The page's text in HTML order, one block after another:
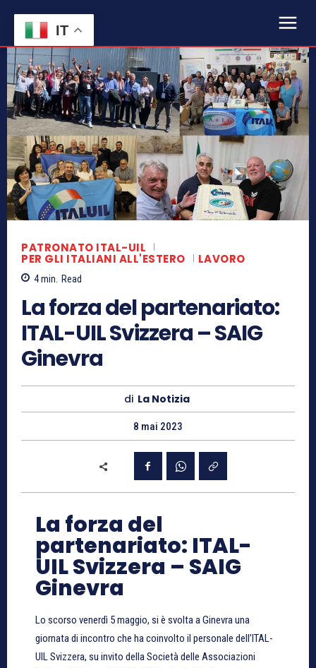
PATRONATO ITAL-UIL
PER GLI ITALIANI ALL'ESTERO LAVORO
4min. Read
La forza del partenariato:
ITAL-UIL Svizzera – SAIG
Ginevra
di La Notizia
8 mai 2023
La forza del
partenariato: ITAL-
UIL Svizzera – SAIG
Ginevra
Lo scorso venerdì 5 maggio, si è svolta a Ginevra una
giornata di incontro che ha coinvolto il personale dell’ITAL-
UIL Svizzera, su invito della Società delle Associazioni
IT